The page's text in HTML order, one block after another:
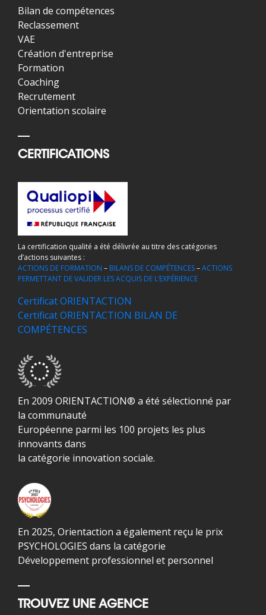
Bilan de compétences
Reclassement
VAE
Création d'entreprise
Formation
Coaching
Recrutement
Orientation scolaire
CERTIFICATIONS
La certification qualité a été délivrée au titre des catégories
d’actions suivantes :
ACTIONS DE FORMATION – BILANS DE COMPÉTENCES–ACTIONS
PERMETTANT DE VALIDER LES ACQUIS DE L’EXPÉRIENCE
Certificat ORIENTACTION
Certificat ORIENTACTION BILAN DE
COMPÉTENCES
En 2009 ORIENTACTION® a été sélectionné par
la communauté
Européenne parmi les 100 projets les plus
innovants dans
la catégorie innovation sociale.
En 2025, Orientaction a également reçu le prix
PSYCHOLOGIES dans la catégorie
Développement professionnel et personnel
TROUVEZ UNE AGENCE